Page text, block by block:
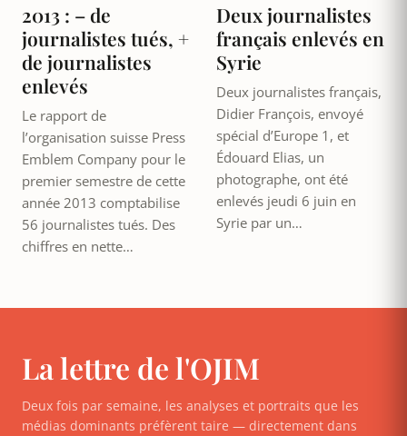
2013 : – de
journalistes tués, +
de journalistes
enlevés
Le rapport de
l’organisation suisse Press
Emblem Company pour le
premier semestre de cette
année 2013 comptabilise
56 journalistes tués. Des
chiffres en nette…
Deux journalistes
français enlevés en
Syrie
Deux journalistes français,
Didier François, envoyé
spécial d’Europe 1, et
Édouard Elias, un
photographe, ont été
enlevés jeudi 6 juin en
Syrie par un…
La lettre de l'OJIM
Deux fois par semaine, les analyses et portraits que les
médias dominants préfèrent taire — directement dans